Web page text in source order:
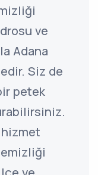
ve
Adana
Siz de
petek